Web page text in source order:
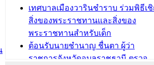
เทศบาลเมืองวารินชำราบ ร่วมพิธีเ
สิ่งของพระราชทานและสิ่งของ
พระราชทานสำหรับเด็ก
ต้อนรับนายชำนาญ ชื่นตา ผู้ว่า
ราชการจังหวัดอุบลราชธานี ตรวจ